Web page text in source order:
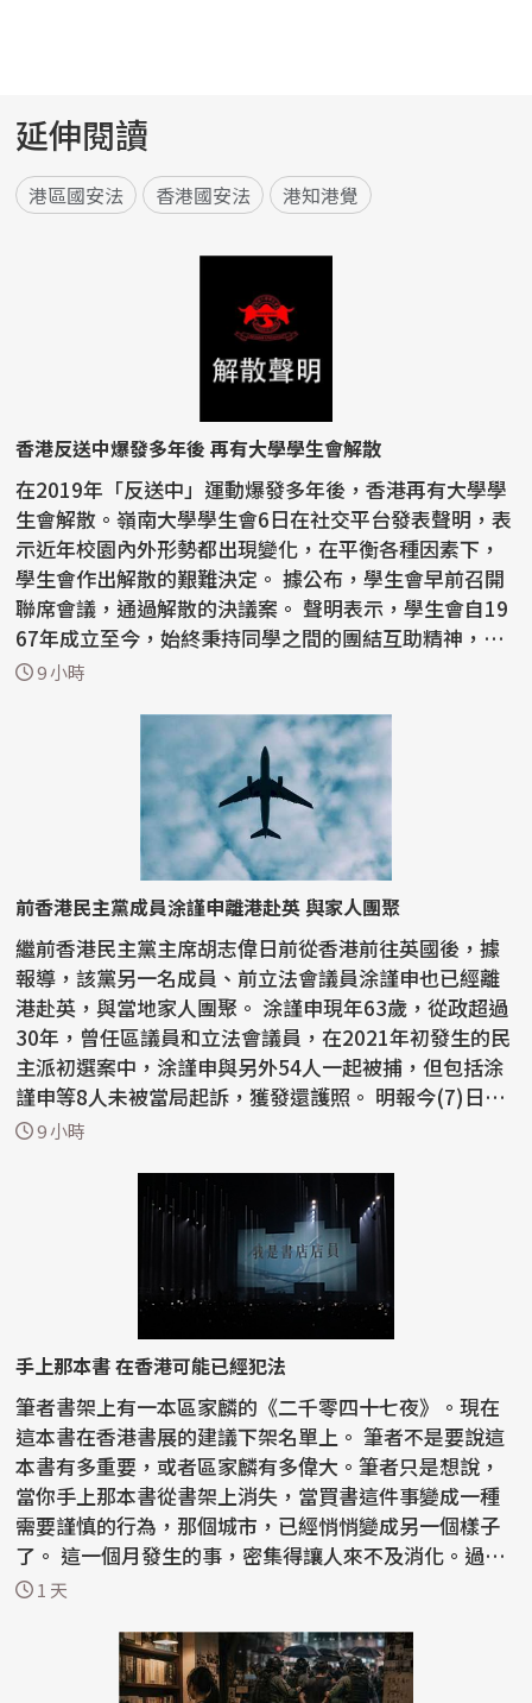
延伸閱讀
港區國安法 香港國安法 港知港覺
香港反送中爆發多年後 再有大學學生會解散
在2019年「反送中」運動爆發多年後，香港再有大學學
生會解散。嶺南大學學生會6日在社交平台發表聲明，表
示近年校園內外形勢都出現變化，在平衡各種因素下，
學生會作出解散的艱難決定。 據公布，學生會早前召開
聯席會議，通過解散的決議案。 聲明表示，學生會自19
67年成立至今，始終秉持同學之間的團結互助精神，
且...9 小時
前香港民主黨成員涂謹申離港赴英 與家人團聚
繼前香港民主黨主席胡志偉日前從香港前往英國後，據
報導，該黨另一名成員、前立法會議員涂謹申也已經離
港赴英，與當地家人團聚。 涂謹申現年63歲，從政超過
30年，曾任區議員和立法會議員，在2021年初發生的民
主派初選案中，涂謹申與另外54人一起被捕，但包括涂
謹申等8人未被當局起訴，獲發還護照。 明報今(7)日在
報導...
9 小時
手上那本書 在香港可能已經犯法
筆者書架上有一本區家麟的《二千零四十七夜》。現在
這本書在香港書展的建議下架名單上。 筆者不是要說這
本書有多重要，或者區家麟有多偉大。筆者只是想說，
當你手上那本書從書架上消失，當買書這件事變成一種
需要謹慎的行為，那個城市，已經悄悄變成另一個樣子
了。 這一個月發生的事，密集得讓人來不及消化。過去
半...1 天